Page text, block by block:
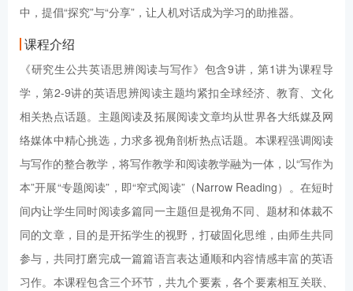
中，提倡“探究”与“分享”，让人机对话成为学习的助推器。
课程介绍
《研究生公共英语思辨阅读与写作》包含9讲，第1讲为课程导
学，第2-9讲的英语思辨阅读主题均紧扣全球经济、教育、文化
相关热点话题。主题阅读及拓展阅读文章均从世界各大纸媒及网
络媒体中精心挑选，力求多视角剖析热点话题。本课程强调阅读
与写作的整合教学，将写作教学和阅读教学融为一体，以“写作为
本”开展“专题阅读”，即“窄式阅读”（Narrow Reading）。在短时
间内让学生同时阅读多篇同一主题但是视角不同、题材和体裁不
同的文章，目的是开拓学生的视野，打破固化思维，由师生共同
参与，共同打磨完成一篇篇语言表达通顺和内容情感丰富的英语
习作。本课程包含三个环节，共九个要素，各个要素相互关联、